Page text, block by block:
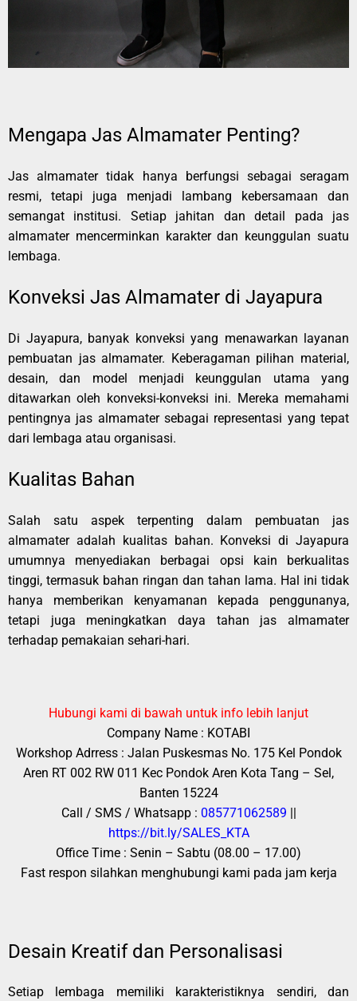
Mengapa Jas Almamater Penting?
Jas almamater tidak hanya berfungsi sebagai seragam
resmi, tetapi juga menjadi lambang kebersamaan dan
semangat institusi. Setiap jahitan dan detail pada jas
almamater mencerminkan karakter dan keunggulan suatu
lembaga.
Konveksi Jas Almamater di Jayapura
Di Jayapura, banyak konveksi yang menawarkan layanan
pembuatan jas almamater. Keberagaman pilihan material,
desain, dan model menjadi keunggulan utama yang
ditawarkan oleh konveksi-konveksi ini. Mereka memahami
pentingnya jas almamater sebagai representasi yang tepat
dari lembaga atau organisasi.
Kualitas Bahan
Salah satu aspek terpenting dalam pembuatan jas
almamater adalah kualitas bahan. Konveksi di Jayapura
umumnya menyediakan berbagai opsi kain berkualitas
tinggi, termasuk bahan ringan dan tahan lama. Hal ini tidak
hanya memberikan kenyamanan kepada penggunanya,
tetapi juga meningkatkan daya tahan jas almamater
terhadap pemakaian sehari-hari.
Hubungi kami di bawah untuk info lebih lanjut
Company Name : KOTABI
Workshop Adrress : Jalan Puskesmas No. 175 Kel Pondok
Aren RT 002 RW 011 Kec Pondok Aren Kota Tang – Sel,
Banten 15224
Call / SMS / Whatsapp : 085771062589
https://bit.ly/SALES_KTA
Office Time : Senin – Sabtu (08.00 – 17.00)
Fast respon silahkan menghubungi kami pada jam kerja
Desain Kreatif dan Personalisasi
Setiap lembaga memiliki karakteristiknya sendiri, dan